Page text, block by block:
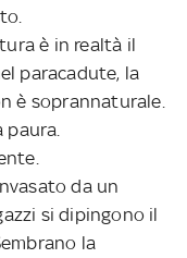
è in realtà il
paracadute, la
è soprannaturale.
paura.
da un
si dipingono il
la